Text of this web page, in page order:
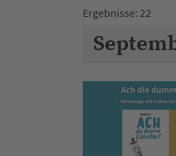
Ergebnisse: 22